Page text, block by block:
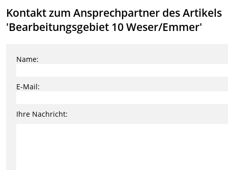
Kontakt zum Ansprechpartner des Artikels
'Bearbeitungsgebiet 10 Weser/Emmer'
Name:
E-Mail:
Ihre Nachricht: